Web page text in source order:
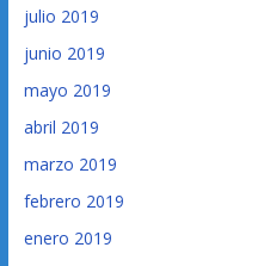
julio 2019
junio 2019
mayo 2019
abril 2019
marzo 2019
febrero 2019
enero 2019